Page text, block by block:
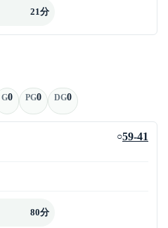
21分
G0 PG0 DG0
○59-41
80分